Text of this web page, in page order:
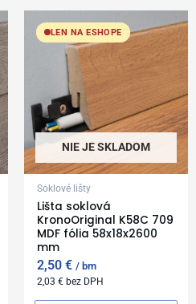
LEN NA ESHOPE
NIE JE SKLADOM
Soklové lišty
Lišta soklová
KronoOriginal K58C 709
MDF fólia 58x18x2600
mm
2,50€ bm
2,03€ bez DPH